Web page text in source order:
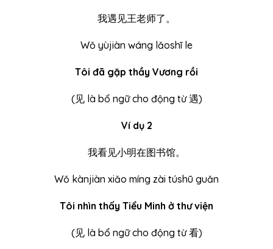
我遇见王老师了。
Wǒ yùjiàn wáng lǎoshī le
Tôi đã gặp thầy Vương rồi
(见 là bổ ngữ cho động từ 遇)
Ví dụ 2
我看见小明在图书馆。
Wǒ kànjiàn xiǎo míng zài túshū guǎn
Tôi nhìn thấy Tiểu Minh ở thư viện
(见 là bổ ngữ cho động từ 看)